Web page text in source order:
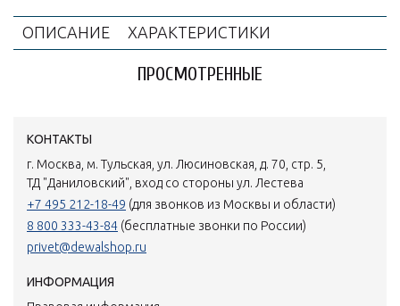
ОПИСАНИЕ ХАРАКТЕРИСТИКИ
ПРОСМОТРЕННЫЕ
КОНТАКТЫ
г. Москва, м. Тульская, ул. Люсиновская, д. 70, стр. 5,
ТД "Даниловский", вход со стороны ул. Лестева
+7 495 212-18-49 (для звонков из Москвы и области)
8 800 333-43-84 (бесплатные звонки по России)
privet@dewalshop.ru
ИНФОРМАЦИЯ